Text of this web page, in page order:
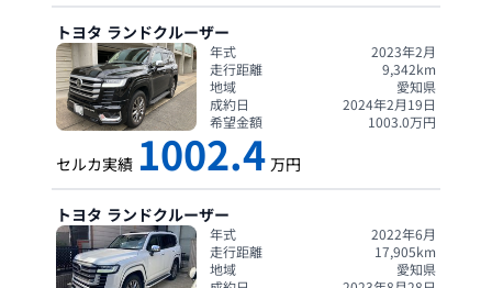
トヨタ ランドクルーザー
年式
2023年2月
走行距離
9,342km
地域
愛知県
成約日
2024年2月19日
希望金額
1003.0万円
セルカ実績 1002.4 万円
トヨタ ランドクルーザー
年式
2022年6月
走行距離
17,905km
地域
愛知県